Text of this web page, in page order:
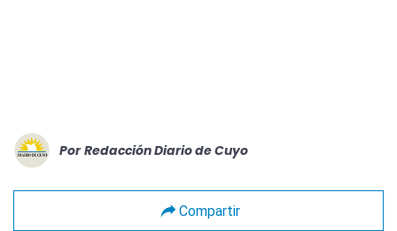
Por Redacción Diario de Cuyo
Compartir